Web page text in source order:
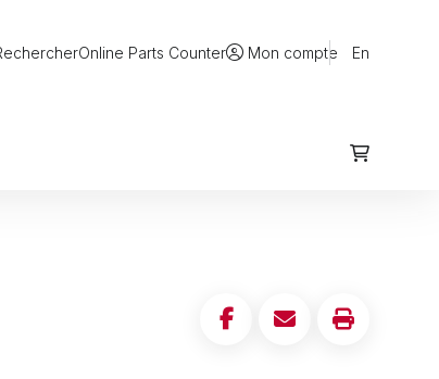
Online Parts Counter Mon compte En